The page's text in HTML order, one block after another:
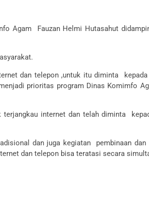
Agam Fauzan Helmi Hutasahut
dan telepon ,untuk itu diminta
prioritas program Dinas Komimfo
terjangkau internet dan telah diminta
dan juga kegiatan pembinaan dan
dan telepon bisa teratasi secara